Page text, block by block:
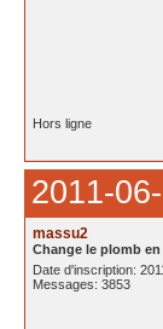
Hors ligne
2011-
massu2
Change le plomb en
Date d'inscription:
Messages: 3853